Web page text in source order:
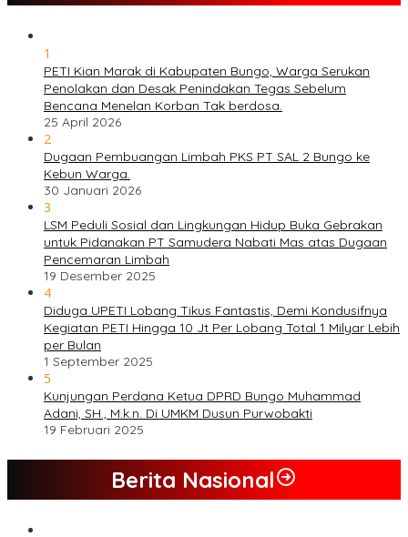
1
PETI Kian Marak di Kabupaten Bungo, Warga Serukan
Penolakan dan Desak Penindakan Tegas Sebelum
Bencana Menelan Korban Tak berdosa.
25 April 2026
2
Dugaan Pembuangan Limbah PKS PT SAL 2 Bungo ke
Kebun Warga.
30 Januari 2026
3
LSM Peduli Sosial dan Lingkungan Hidup Buka Gebrakan
untuk Pidanakan PT Samudera Nabati Mas atas Dugaan
Pencemaran Limbah
19 Desember 2025
4
Diduga UPETI Lobang Tikus Fantastis, Demi Kondusifnya
Kegiatan PETI Hingga 10 Jt Per Lobang Total 1 Milyar Lebih
per Bulan
1 September 2025
5
Kunjungan Perdana Ketua DPRD Bungo Muhammad
Adani, SH., M.k.n. Di UMKM Dusun Purwobakti
19 Februari 2025
Berita Nasional